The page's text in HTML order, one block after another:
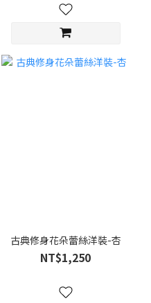
古典修身花朵蕾絲洋裝-杏
NT$1,250